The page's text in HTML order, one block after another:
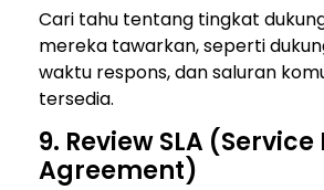
Cari tahu tentang tingkat
mereka tawarkan, seperti
waktu respons, dan saluran
tersedia.
9. Review SLA (Service
Agreement)